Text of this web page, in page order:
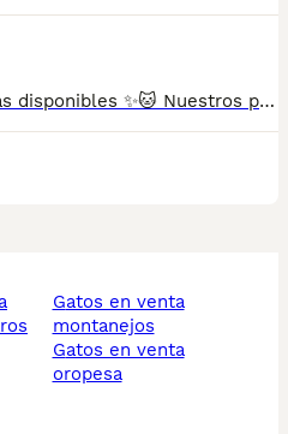
🐱✨ Preciosos gatitos Persas disponibles ✨🐱 Nuestros pequeños están libres de enfermedades genéticas, criados con mucho amor 💕 en un ambiente familiar 🏡. Son muy sociables y cariñosos, ¡te van a enamorar en cuanto los conozcas! 😻 Criamos distintas variedades de color de esta increíble raza, Tricolor, Carey, Red/Blue point, etc. 📋 Se entregan con: ✅ Dos vacunas ✅ Dos desparasitaciones ✅ Revisión veterinaria completa ✅ Cartilla sanitaria y contrato ✅ Microchip incluido 📍Puedes venir a verlos sin ningún compromiso de compra, ¡será un placer recibirte! 🐾 (FOTOS REALES DE NUESTROS ESPECTACULARES GATITOS PERSAS, NADA DE MULTICRIADEROS NI FOTOS SACADAS DE INTERNET) Se pueden enviar a cualquier parte de España 🚚 Reserva mínima 200€ 📞 Atiendo por teléfono y WhatsApp 💖 Gatitos muy chatitos, adorables y listos para llenar tu hogar de amor y ronroneos.
gatos en venta
montanejos
gatos en venta
oropesa